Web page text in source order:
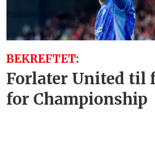
BEKREFTET:
Forlater United til
for Championship